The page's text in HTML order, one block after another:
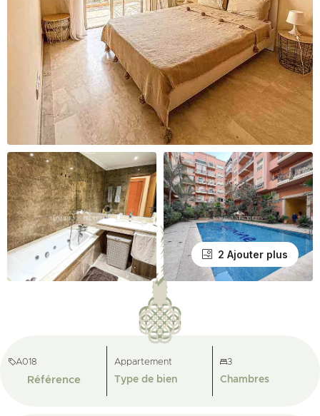
2 Ajouter plus
A018
Référence
Appartement
Type de bien
3
Chambres